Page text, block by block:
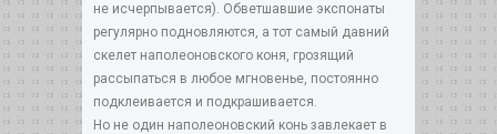
не исчерпывается). Обветшавшие экспонаты
регулярно подновляются, а тот самый давний
скелет наполеоновского коня, грозящий
рассыпаться в любое мгновенье, постоянно
подклеивается и подкрашивается.
Но не один наполеоновский конь завлекает в